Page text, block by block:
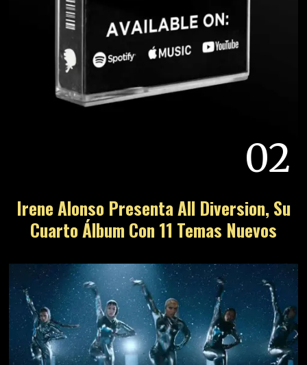
02
Irene Alonso Presenta All Diversion, Su
Cuarto Álbum Con 11 Temas Nuevos